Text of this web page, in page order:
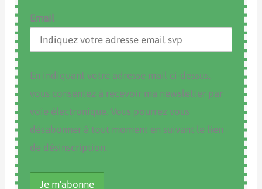
Email
En indiquant votre adresse mail ci-dessus,
vous consentez à recevoir ma newsletter par
voie électronique. Vous pourrez vous
désabonner à tout moment en suivant le lien
de désinscription.